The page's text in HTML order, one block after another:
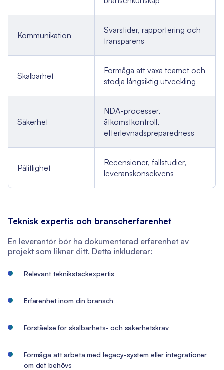
Kommunikation
Svarstider, rapportering och
transparens
Skalbarhet
Förmåga att växa teamet och
stödja långsiktig utveckling
Säkerhet
NDA-processer,
åtkomstkontroll,
efterlevnadspreparedness
Pålitlighet
Recensioner, fallstudier,
leveranskonsekvens
Teknisk expertis och branscherfarenhet
En leverantör bör ha dokumenterad erfarenhet av
projekt som liknar ditt. Detta inkluderar:
Relevant teknikstackexpertis
Erfarenhet inom din bransch
Förståelse för skalbarhets- och säkerhetskrav
Förmåga att arbeta med legacy-system eller integrationer
om det behövs